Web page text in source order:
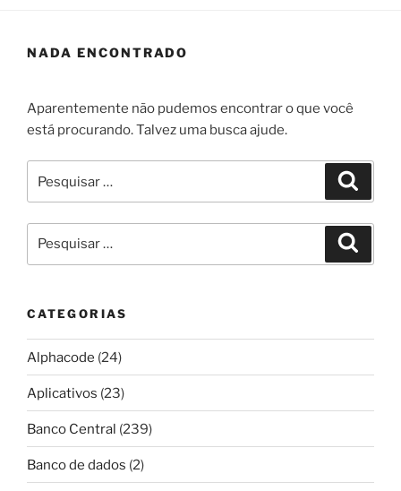
NADA ENCONTRADO
Aparentemente não pudemos encontrar o que você
está procurando. Talvez uma busca ajude.
por:
por:
CATEGORIAS
Alphacode (24)
Aplicativos (23)
Banco Central (239)
Banco de dados (2)